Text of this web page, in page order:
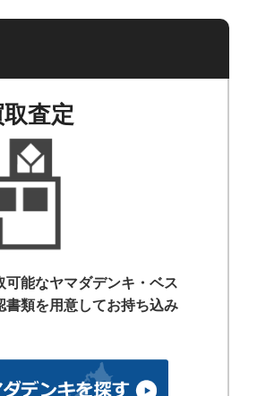
査定
能なヤマダデンキ・ベス
書類を用意してお持ち込み